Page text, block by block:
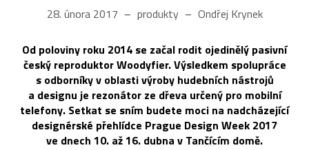
28. února 2017 produkty Ondřej Krynek
Od poloviny roku 2014 se začal rodit ojedinělý pasivní
český reproduktor Woodyfier. Výsledkem spolupráce
s odborníky v oblasti výroby hudebních nástrojů
a designu je rezonátor ze dřeva určený pro mobilní
telefony. Setkat se sním budete moci na nadcházející
designérské přehlídce Prague Design Week 2017
ve dnech 10. až 16. dubna v Tančícím domě.